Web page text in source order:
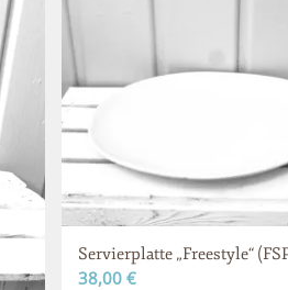
Servierplatte „Freestyle“
38,00 €